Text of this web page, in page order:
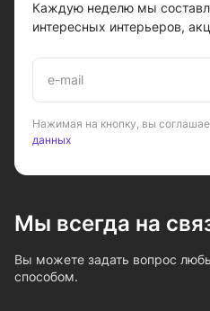
Каждую неделю мы
интересных интерьеров,
Нажимая на кнопку, вы
данных
Мы всегда на
Вы можете задать вопрос
способом.